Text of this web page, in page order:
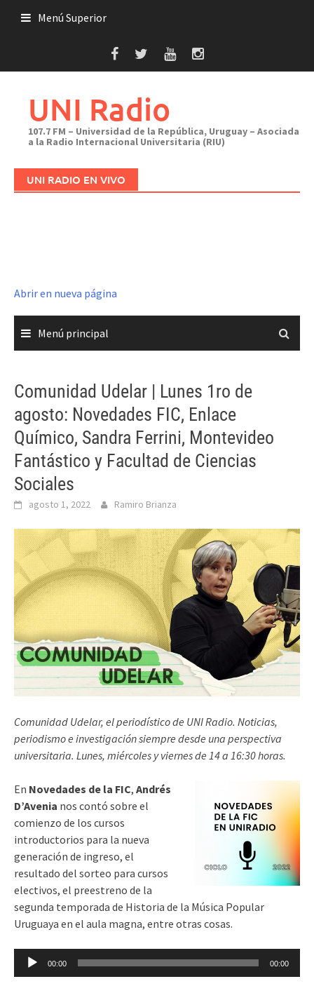
Menú Superior
UNI Radio
107.7 FM – Universidad de la República, Uruguay – Asociada
a la Radio Internacional Universitaria (RIU)
UNI RADIO EN VIVO
Abrir en nueva página
Menú principal
Comunidad Udelar | Lunes 1ro de
agosto: Novedades FIC, Enlace
Químico, Sandra Ferrini, Montevideo
Fantástico y Facultad de Ciencias
Sociales
agosto 1, 2022 Ramiro Brianza
Comunidad Udelar, el periodístico de UNI Radio. Noticias,
periodismo e investigación siempre desde una perspectiva
universitaria. Lunes, miércoles y viernes de 14 a 16:30 horas.
En Novedades de la FIC, Andrés
D’Avenia nos contó sobre el
comienzo de los cursos
introductorios para la nueva
generación de ingreso, el
resultado del sorteo para cursos
electivos, el preestreno de la
segunda temporada de Historia de la Música Popular
Uruguaya en el aula magna, entre otras cosas.
Reproductor
00:00 00:00